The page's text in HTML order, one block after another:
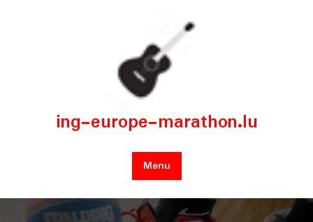
ing-europe-marathon.lu
Menu